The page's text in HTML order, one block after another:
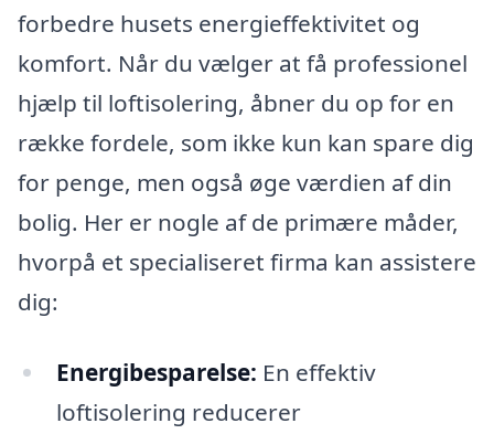
forbedre husets energieffektivitet og
komfort. Når du vælger at få professionel
hjælp til loftisolering, åbner du op for en
række fordele, som ikke kun kan spare dig
for penge, men også øge værdien af din
bolig. Her er nogle af de primære måder,
hvorpå et specialiseret firma kan assistere
dig:
Energibesparelse: En effektiv
loftisolering reducerer